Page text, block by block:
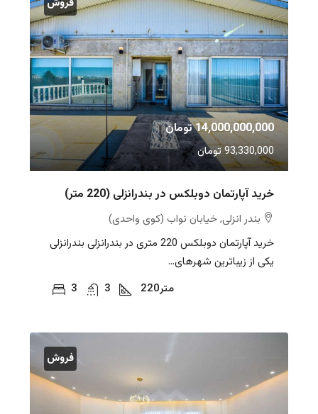
14,000,000,000 تومان
93,330,000 تومان
خرید آپارتمان دوبلکس در بندرانزلی (220 متر)
بندر انزلی, خیابان نواب (کوی واحدی)
خرید آپارتمان دوبلکس 220 متری در بندرانزلی بندرانزلی
یکی از زیباترین شهرهای...
3
3 220متر
فروش